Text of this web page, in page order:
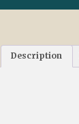
Description